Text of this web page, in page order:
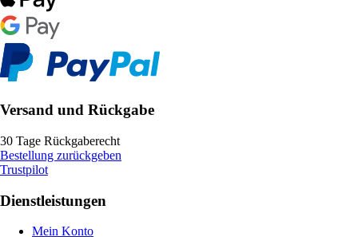
Versand und Rückgabe
30 Tage Rückgaberecht
Bestellung zurückgeben
Trustpilot
Dienstleistungen
Mein Konto